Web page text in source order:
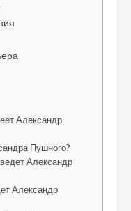
Александр
Пушного?
Александр
Александр